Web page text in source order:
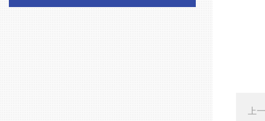
上